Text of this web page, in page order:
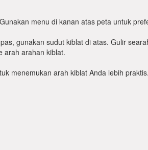
menu di kanan atas peta untuk
gunakan sudut kiblat di atas. Gulir
arah arahan kiblat.
menemukan arah kiblat Anda lebih